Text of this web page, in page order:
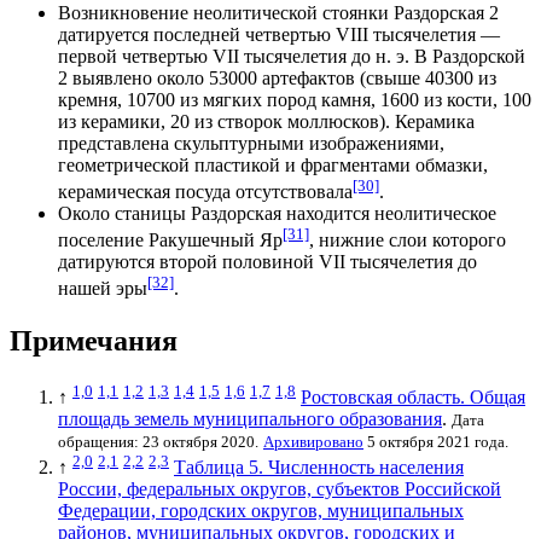
Возникновение неолитической стоянки Раздорская 2
датируется последней четвертью VIII тысячелетия —
первой четвертью VII тысячелетия до н. э. В Раздорской
2 выявлено около 53000 артефактов (свыше 40300 из
кремня, 10700 из мягких пород камня, 1600 из кости, 100
из керамики, 20 из створок моллюсков). Керамика
представлена скульптурными изображениями,
геометрической пластикой и фрагментами обмазки,
керамическая посуда отсутствовала[30].
Около станицы Раздорская находится неолитическое
поселение Ракушечный Яр[31], нижние слои которого
датируются второй половиной VII тысячелетия до
нашей эры[32].
Примечания
↑ 1,0 1,1 1,2 1,3 1,4 1,5 1,6 1,7 1,8 Ростовская область. Общая
площадь земель муниципального образования. Дата
обращения: 23 октября 2020. Архивировано 5 октября 2021 года.
↑ 2,0 2,1 2,2 2,3 Таблица 5. Численность населения
России, федеральных округов, субъектов Российской
Федерации, городских округов, муниципальных
районов, муниципальных округов, городских и